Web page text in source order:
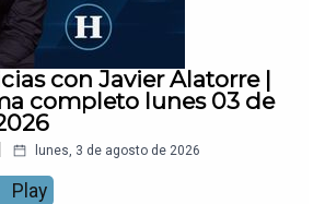
con Javier Alatorre |
completo lunes 03 de
lunes, 3 de agosto de 2026
Play